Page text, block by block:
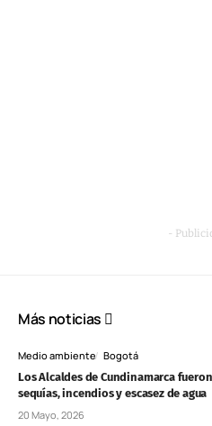
-
Más noticias
Medio ambiente Bogotá
Los Alcaldes de Cundinamarca
sequías, incendios y escasez de agua
20 Mayo, 2026